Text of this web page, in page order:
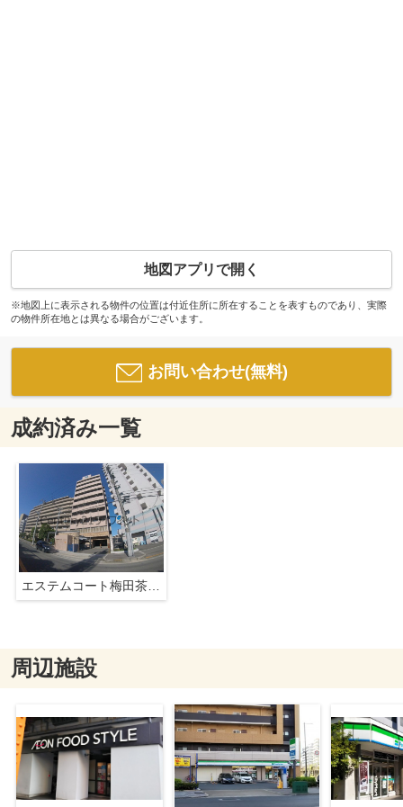
地図アプリで開く
※地図上に表示される物件の位置は付近住所に所在することを表すものであり、実際
の物件所在地とは異なる場合がございます。
お問い合わせ(無料)
成約済み一覧
エステムコート梅田茶屋町デュアルスペース
周辺施設